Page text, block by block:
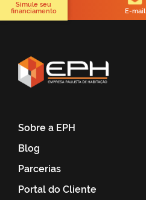
Simule seu
financiamento
E-mail
Sobre a EPH
Blog
Parcerias
Portal do Cliente